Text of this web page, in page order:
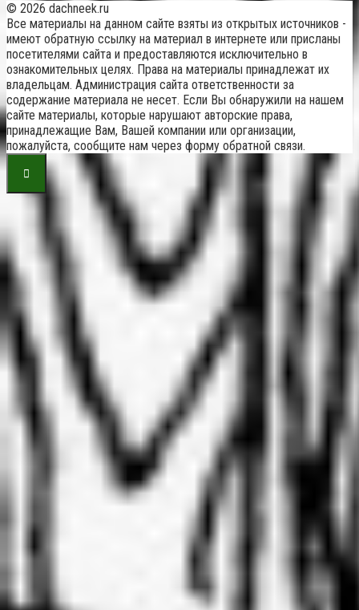
© 2026 dachneek.ru
Все материалы на данном сайте взяты из открытых источников -
имеют обратную ссылку на материал в интернете или присланы
посетителями сайта и предоставляются исключительно в
ознакомительных целях. Права на материалы принадлежат их
владельцам. Администрация сайта ответственности за
содержание материала не несет. Если Вы обнаружили на нашем
сайте материалы, которые нарушают авторские права,
принадлежащие Вам, Вашей компании или организации,
пожалуйста, сообщите нам через форму обратной связи.